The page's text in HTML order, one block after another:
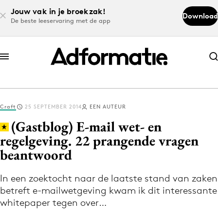
Jouw vak in je broekzak!
De beste leeservaring met de app
Download
Abonneer nu
Abonneer nu
Log in
Download de app
Volg het laatste nieuws via de Adformatie
Nieuws app
Craft 25 SEPTEMBER 2014 EEN AUTEUR
(Gastblog) E-mail wet- en
regelgeving. 22 prangende vragen
beantwoord
In een zoektocht naar de laatste stand van zaken
betreft e-mailwetgeving kwam ik dit interessante
whitepaper tegen over…